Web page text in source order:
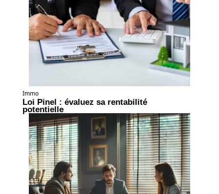
Immo
Loi Pinel : évaluez sa rentabilité
potentielle